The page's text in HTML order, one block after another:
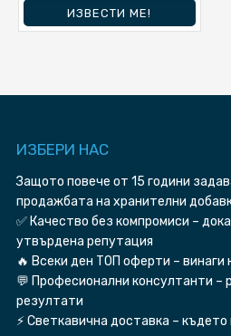
ИЗВЕСТИ МЕ!
ИЗБЕРИ HAC
Защото повече от 15 години
продажбата на хранителни
✅ Качество без компромиси –
утвърдена репутация
🔥 Всеки ден ТОП оферти – винаги
💬 Професионални консултанти –
резултати
⚡ Светкавична доставка –